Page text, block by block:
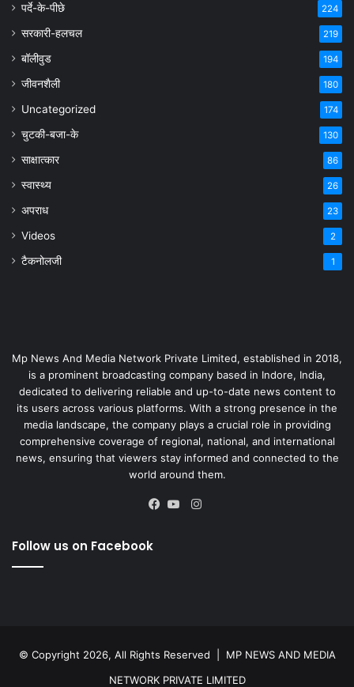
पर्दे-के-पीछे 224
सरकारी-हलचल 219
बॉलीवुड 194
जीवनशैली 180
Uncategorized 174
चुटकी-बजा-के 130
साक्षात्कार 86
स्वास्थ्य 26
अपराध 23
Videos 2
टैकनोलजी 1
Mp News And Media Network Private Limited, established in 2018,
is a prominent broadcasting company based in Indore, India,
dedicated to delivering reliable and up-to-date news content to
its users across various platforms. With a strong presence in the
media landscape, the company plays a crucial role in providing
comprehensive coverage of regional, national, and international
news, ensuring that viewers stay informed and connected to the
world around them.
Instagram
Follow us on Facebook
© Copyright 2026, All Rights Reserved | MP NEWS AND MEDIA
NETWORK PRIVATE LIMITED